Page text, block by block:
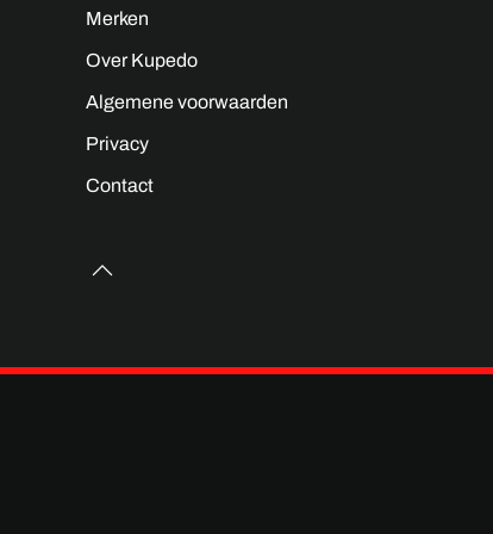
Merken
Over Kupedo
Algemene voorwaarden
Privacy
Contact